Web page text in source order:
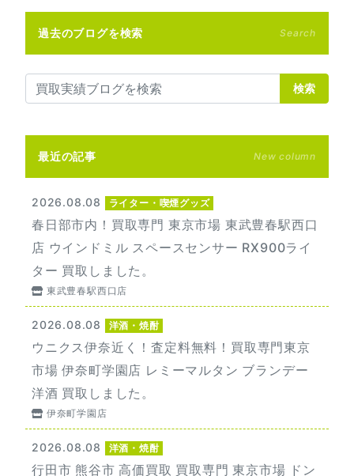
過去のブログを検索 Search
検索
最近の記事 New column
2026.08.08 ライター・喫煙グッズ
春日部市内！買取専門 東京市場 東武豊春駅西口
店 ウインドミル スペースセンサー RX900ライ
ター 買取しました。
東武豊春駅西口店
2026.08.08 洋酒・焼酎
ウニクス伊奈近く！査定料無料！買取専門東京
市場 伊奈町学園店 レミーマルタン ブランデー
洋酒 買取しました。
伊奈町学園店
2026.08.08 洋酒・焼酎
行田市 熊谷市 高価買取 買取専門 東京市場 ドン